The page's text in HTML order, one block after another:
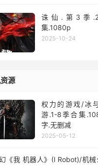
诛仙.第3季
集.1080p
2025-10-24
源
权力的游戏/冰
游.1-8季合集
字.无删减
2025-05-12
《我 机器人》(I Robot)/机